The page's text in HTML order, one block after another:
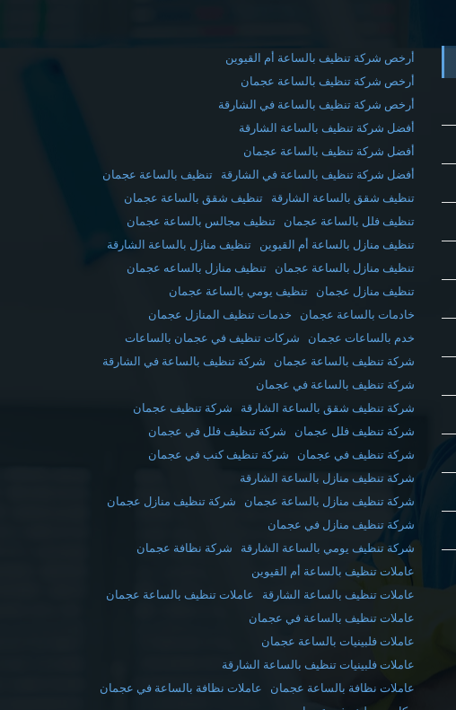
أرخص شركة تنظيف بالساعة أم القيوين
أرخص شركة تنظيف بالساعة عجمان
أرخص شركة تنظيف بالساعة في الشارقة
أفضل شركة تنظيف بالساعة الشارقة
أفضل شركة تنظيف بالساعة عجمان
أفضل شركة تنظيف بالساعة في الشارقة
تنظيف بالساعة عجمان
تنظيف شقق بالساعة الشارقة
تنظيف شقق بالساعة عجمان
تنظيف فلل بالساعة عجمان
تنظيف مجالس بالساعة عجمان
تنظيف منازل بالساعة أم القيوين
تنظيف منازل بالساعة الشارقة
تنظيف منازل بالساعة عجمان
تنظيف منازل بالساعه عجمان
تنظيف منازل عجمان
تنظيف يومي بالساعة عجمان
خادمات بالساعة عجمان
خدمات تنظيف المنازل عجمان
خدم بالساعات عجمان
شركات تنظيف في عجمان بالساعات
شركة تنظيف بالساعة عجمان
شركة تنظيف بالساعة في الشارقة
شركة تنظيف بالساعة في عجمان
شركة تنظيف شقق بالساعة الشارقة
شركة تنظيف عجمان
شركة تنظيف فلل عجمان
شركة تنظيف فلل في عجمان
شركة تنظيف في عجمان
شركة تنظيف كنب في عجمان
شركة تنظيف منازل بالساعة الشارقة
شركة تنظيف منازل بالساعة عجمان
شركة تنظيف منازل عجمان
شركة تنظيف منازل في عجمان
شركة تنظيف يومي بالساعة الشارقة
شركة نظافة عجمان
عاملات تنظيف بالساعة أم القيوين
عاملات تنظيف بالساعة الشارقة
عاملات تنظيف بالساعة عجمان
عاملات تنظيف بالساعة في عجمان
عاملات فلبينيات بالساعة عجمان
عاملات فلبينيات تنظيف بالساعة الشارقة
عاملات نظافة بالساعة عجمان
عاملات نظافة بالساعة في عجمان